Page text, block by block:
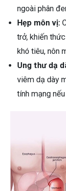
ngoài phân
Hẹp môn vị:
trở, khiến
khó tiêu, nôn
Ung thư dạ
viêm dạ dày
tính mạng